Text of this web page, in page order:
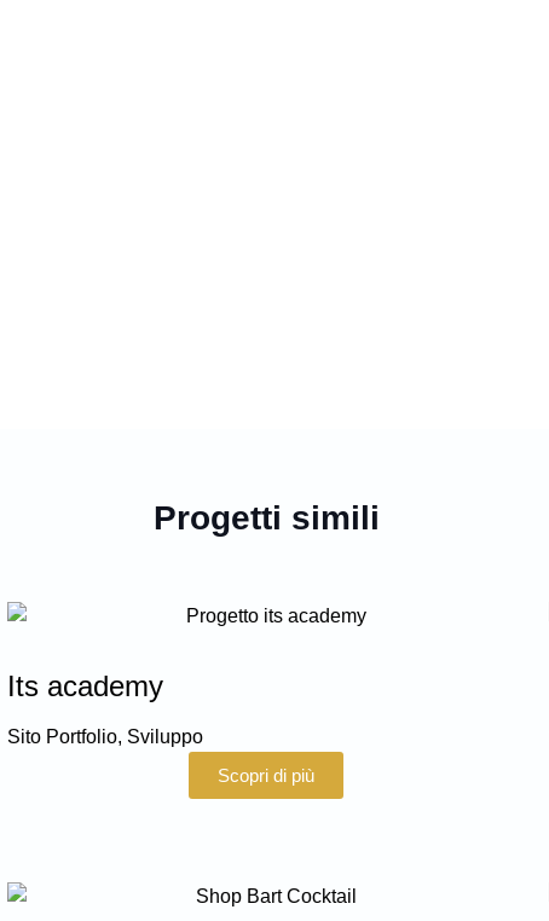
Progetti simili
Its academy
Sito Portfolio, Sviluppo
Scopri di più